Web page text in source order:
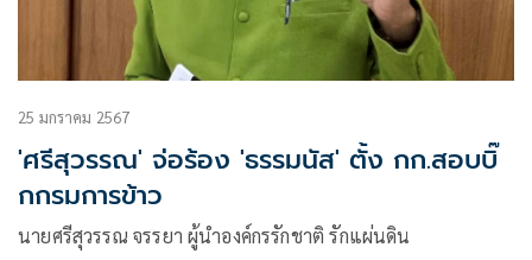
25 มกราคม 2567
'ศรีสุวรรณ' จ่อร้อง 'ธรรมนัส' ตั้ง กก.สอบบิ๊
กกรมการข้าว
นายศรีสุวรรณ จรรยา ผู้นำองค์กรรักชาติ รักแผ่นดิน